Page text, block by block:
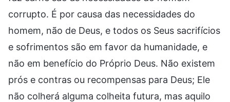
corrupto. É por causa das necessidades do
homem, não de Deus, e todos os Seus sacrifícios
e sofrimentos são em favor da humanidade, e
não em benefício do Próprio Deus. Não existem
prós e contras ou recompensas para Deus; Ele
não colherá alguma colheita futura, mas aquilo